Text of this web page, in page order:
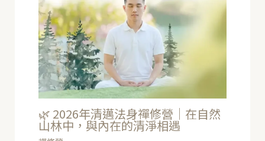
🌿 2026年清邁法身禪修營｜在自然
山林中，與內在的清淨相遇